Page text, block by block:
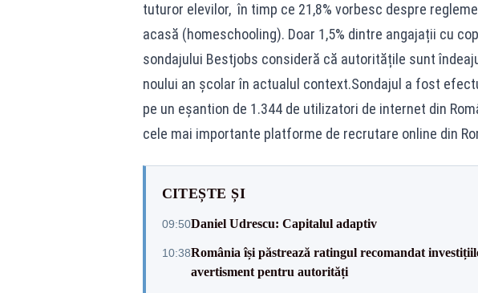
tuturor elevilor, în timp ce 21,8% vorbesc despre
acasă (homeschooling). Doar 1,5% dintre angajații cu
sondajului Bestjobs consideră că autoritățile sunt
noului an școlar în actualul context.Sondajul a fost
pe un eșantion de 1.344 de utilizatori de internet din
cele mai importante platforme de recrutare online din
CITEȘTE ȘI
09:50Daniel Udrescu: Capitalul adaptiv
10:38România își păstrează ratingul recomandat
avertisment pentru autorități